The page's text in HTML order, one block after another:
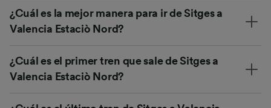
¿Cuál es la mejor manera para ir de Sitges a
Valencia Estaciò Nord?
¿Cuál es el primer tren que sale de Sitges a
Valencia Estaciò Nord?